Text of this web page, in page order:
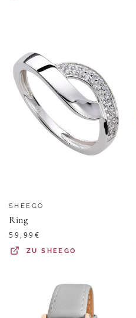
SHEEGO
Ring
59,99€
ZUSHEEGO